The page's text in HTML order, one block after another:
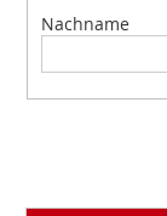
Nachname